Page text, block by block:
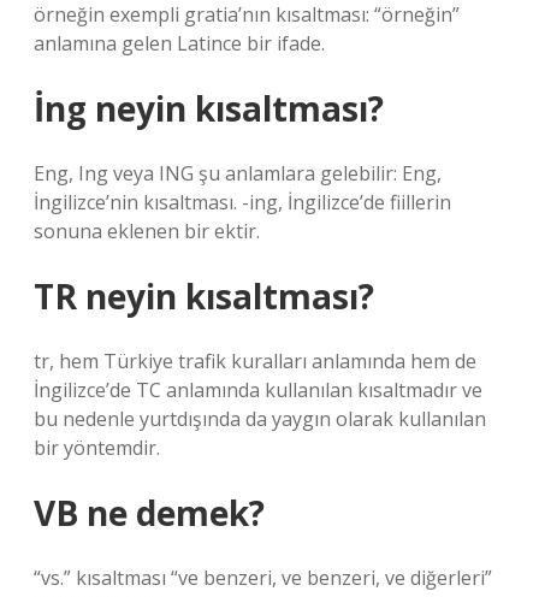
örneğin exempli gratia’nın kısaltması: “örneğin”
anlamına gelen Latince bir ifade.
İng neyin kısaltması?
Eng, Ing veya ING şu anlamlara gelebilir: Eng,
İngilizce’nin kısaltması. -ing, İngilizce’de fiillerin
sonuna eklenen bir ektir.
TR neyin kısaltması?
tr, hem Türkiye trafik kuralları anlamında hem de
İngilizce’de TC anlamında kullanılan kısaltmadır ve
bu nedenle yurtdışında da yaygın olarak kullanılan
bir yöntemdir.
VB ne demek?
“vs.” kısaltması “ve benzeri, ve benzeri, ve diğerleri”